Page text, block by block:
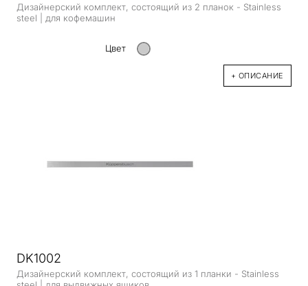
Дизайнерский комплект, состоящий из 2 планок - Stainless
steel | для кофемашин
Цвет
+ ОПИСАНИЕ
DK1002
Дизайнерский комплект, состоящий из 1 планки - Stainless